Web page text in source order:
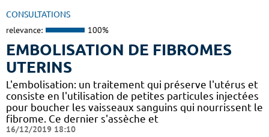
CONSULTATIONS
relevance: 100%
EMBOLISATION DE FIBROMES
UTERINS
L'embolisation: un traitement qui préserve l'utérus et
consiste en l'utilisation de petites particules injectées
pour boucher les vaisseaux sanguins qui nourrissent le
fibrome. Ce dernier s'assèche et
16/12/2019 18:10